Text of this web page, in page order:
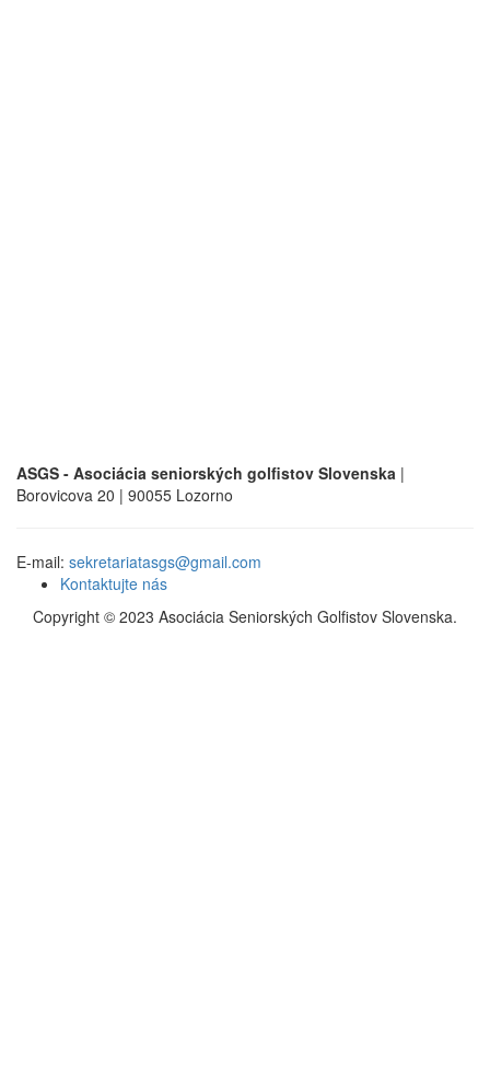
ASGS - Asociácia seniorských golfistov Slovenska |
Borovicova 20 | 90055 Lozorno
E-mail: sekretariatasgs@gmail.com
Kontaktujte nás
Copyright © 2023 Asociácia Seniorských Golfistov Slovenska.